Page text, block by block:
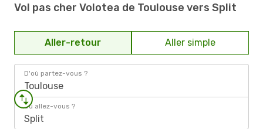
Vol pas cher Volotea de Toulouse vers Split
Aller-retour Aller simple
D'où partez-vous ?
Toulouse
Où allez-vous ?
Split